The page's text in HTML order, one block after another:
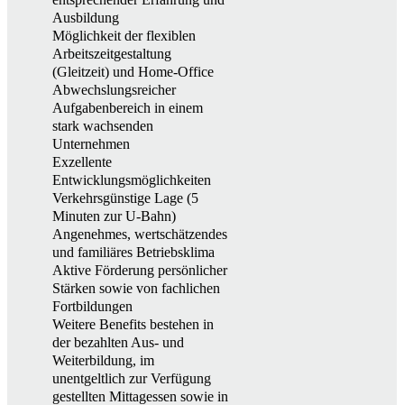
Ausbildung
Möglichkeit der flexiblen
Arbeitszeitgestaltung
(Gleitzeit) und Home-Office
Abwechslungsreicher
Aufgabenbereich in einem
stark wachsenden
Unternehmen
Exzellente
Entwicklungsmöglichkeiten
Verkehrsgünstige Lage (5
Minuten zur U-Bahn)
Angenehmes, wertschätzendes
und familiäres Betriebsklima
Aktive Förderung persönlicher
Stärken sowie von fachlichen
Fortbildungen
Weitere Benefits bestehen in
der bezahlten Aus- und
Weiterbildung, im
unentgeltlich zur Verfügung
gestellten Mittagessen sowie in